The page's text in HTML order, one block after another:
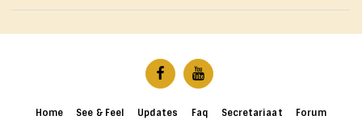
Home See & Feel Updates Faq Secretariaat Forum